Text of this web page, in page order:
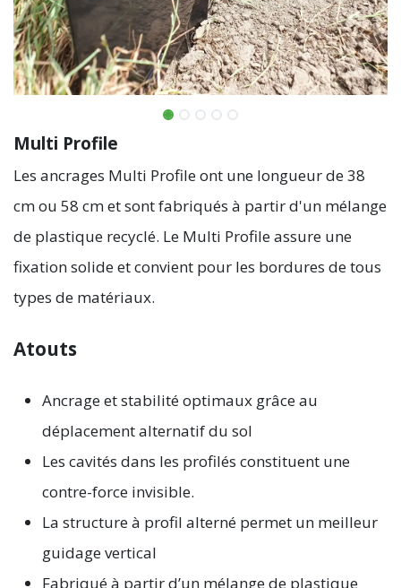
Multi Profile
Les ancrages Multi Profile ont une longueur de 38
cm ou 58 cm et sont fabriqués à partir d'un mélange
de plastique recyclé. Le Multi Profile assure une
fixation solide et convient pour les bordures de tous
types de matériaux.
Atouts
Ancrage et stabilité optimaux grâce au
déplacement alternatif du sol
Les cavités dans les profilés constituent une
contre-force invisible.
La structure à profil alterné permet un meilleur
guidage vertical
Fabriqué à partir d’un mélange de plastique